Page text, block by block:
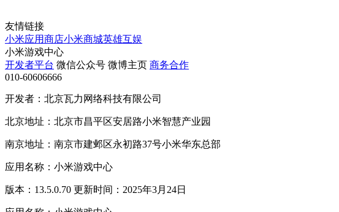
友情链接
小米应用商店小米商城英雄互娱
小米游戏中心
开发者平台 微信公众号 微博主页 商务合作
010-60606666
开发者：北京瓦力网络科技有限公司
北京地址：北京市昌平区安居路小米智慧产业园
南京地址：南京市建邺区永初路37号小米华东总部
应用名称：小米游戏中心
版本：13.5.0.70 更新时间：2025年3月24日